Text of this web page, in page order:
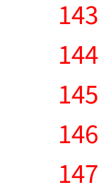
143
144
145
146
147